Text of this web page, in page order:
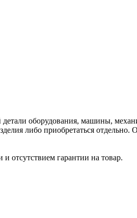
оборудования, машины,
либо приобретаться
отсутствием гарантии на товар.